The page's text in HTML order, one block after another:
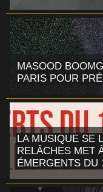
MASOOD
PARIS POUR
LA MUSIQUE SE
RELÂCHES MET
ÉMERGENTS DU